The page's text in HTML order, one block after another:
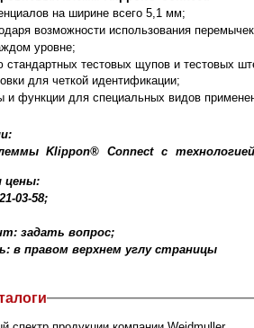
на ширине всего 5,1 мм;
возможности использования
уровне;
тестовых щупов и тестовых
для четкой идентификации;
и функции для специальных видов
Klippon® Connect с
цены:
03-58;
задать вопрос;
в правом верхнем углу страницы